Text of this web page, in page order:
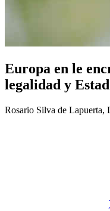
Europa en le
legalidad y
Rosario Silva de Lapuerta,